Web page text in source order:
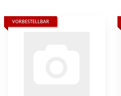
VORBESTELLBAR